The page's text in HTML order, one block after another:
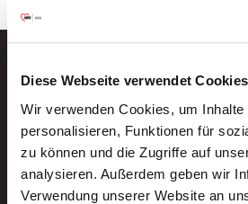
Diese Webseite verwendet Cookies
Wir verwenden Cookies, um Inhalte
personalisieren, Funktionen für
zu können und die Zugriffe auf
analysieren. Außerdem geben wir
Verwendung unserer Website an
Neue Stellen
Ein kostenloser
Jobs.